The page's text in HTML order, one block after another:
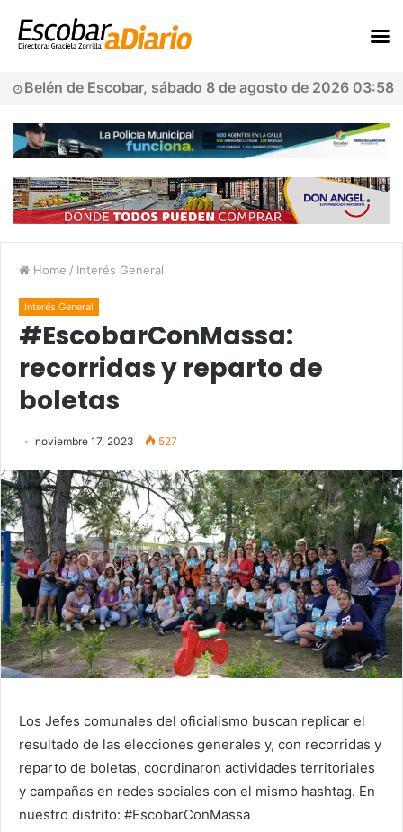
Belén de Escobar, sábado 8 de agosto de 2026 03:58
Home / Interés General
Interés General
#EscobarConMassa:
recorridas y reparto de
boletas
noviembre 17, 2023 527
Los Jefes comunales del oficialismo buscan replicar el
resultado de las elecciones generales y, con recorridas y
reparto de boletas, coordinaron actividades territoriales
y campañas en redes sociales con el mismo hashtag. En
nuestro distrito: #EscobarConMassa